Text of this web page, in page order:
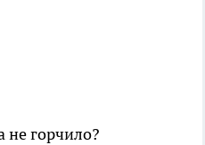
не горчило?